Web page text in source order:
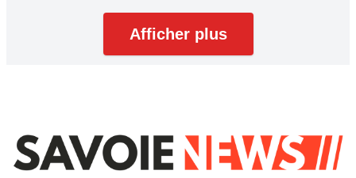
Afficher plus